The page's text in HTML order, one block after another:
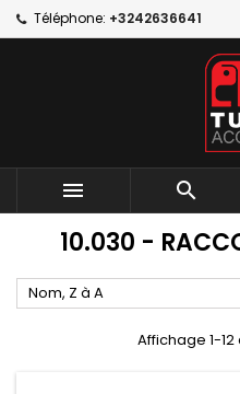
Téléphone: +3242636641
 
10.030 -
Nom, Z à A
Affichage 1-